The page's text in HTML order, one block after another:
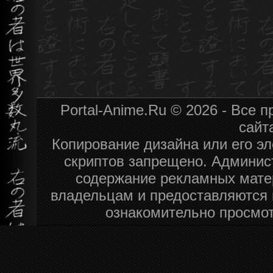
Portal-Anime.Ru © 2026 - Все
Копирование дизайна или его
скриптов запрещено.
содержание рекламных
владельцам и
ознакомительно